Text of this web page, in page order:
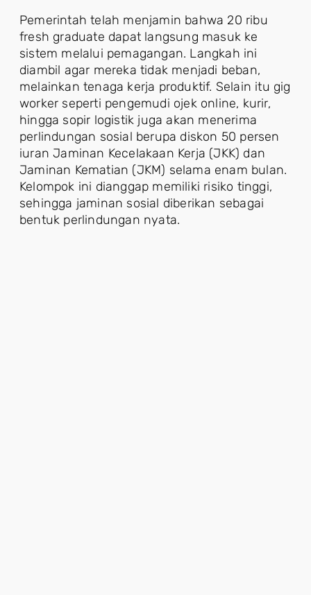
Pemerintah telah menjamin bahwa 20 ribu
fresh graduate dapat langsung masuk ke
sistem melalui pemagangan. Langkah ini
diambil agar mereka tidak menjadi beban,
melainkan tenaga kerja produktif. Selain itu gig
worker seperti pengemudi ojek online, kurir,
hingga sopir logistik juga akan menerima
perlindungan sosial berupa diskon 50 persen
iuran Jaminan Kecelakaan Kerja (JKK) dan
Jaminan Kematian (JKM) selama enam bulan.
Kelompok ini dianggap memiliki risiko tinggi,
sehingga jaminan sosial diberikan sebagai
bentuk perlindungan nyata.